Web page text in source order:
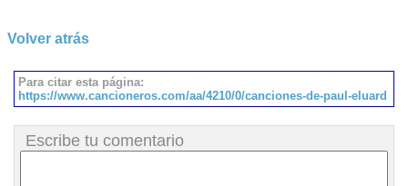
Volver atrás
Para citar esta página:
https://www.cancioneros.com/aa/4210/0/canciones-de-paul-eluard
Escribe tu comentario